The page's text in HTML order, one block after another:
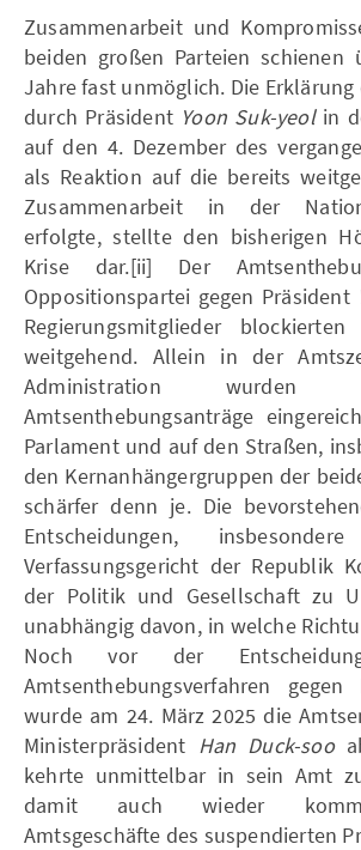
Zusammenarbeit und
beiden großen Parteien schienen
Jahre fast unmöglich. Die Erklärung
durch Präsident Yoon Suk-yeolin
auf den 4. Dezember des
als Reaktion auf die bereits
Zusammenarbeit in der
erfolgte, stellte den bisherigen
Krise dar.[ii] Der
Oppositionspartei gegen Präsident
Regierungsmitglieder
weitgehend. Allein in der
Administration
Amtsenthebungsanträge
Parlament und auf den Straßen,
den Kernanhängergruppen der
schärfer denn je. Die
Entscheidungen,
Verfassungsgericht der Republik
der Politik und Gesellschaft zu
unabhängig davon, in welche
Noch vor der
Amtsenthebungsverfahren gegen
wurde am 24. März 2025 die
Ministerpräsident Han Duck-soo
kehrte unmittelbar in sein Amt
damit auch wieder
Amtsgeschäfte des suspendierten